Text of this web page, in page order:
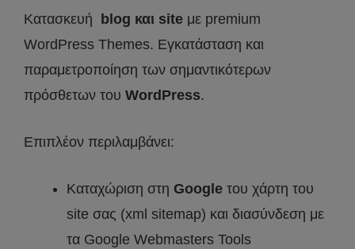
Κατασκευή blog και site με premium
WordPress Themes. Εγκατάσταση και
παραμετροποίηση των σημαντικότερων
πρόσθετων του WordPress.
Επιπλέον περιλαμβάνει:
Καταχώριση στη Google του χάρτη του
site σας (xml sitemap) και διασύνδεση με
τα Google Webmasters Tools